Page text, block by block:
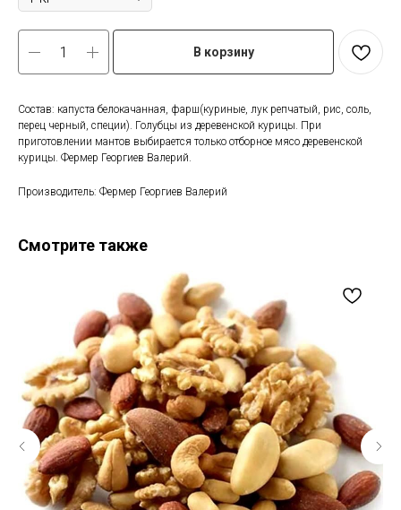
В корзину
Состав: капуста белокачанная, фарш(куриные, лук репчатый, рис, соль,
перец черный, специи). Голубцы из деревенской курицы. При
приготовлении мантов выбирается только отборное мясо деревенской
курицы. Фермер Георгиев Валерий.
Производитель: Фермер Георгиев Валерий
Смотрите также